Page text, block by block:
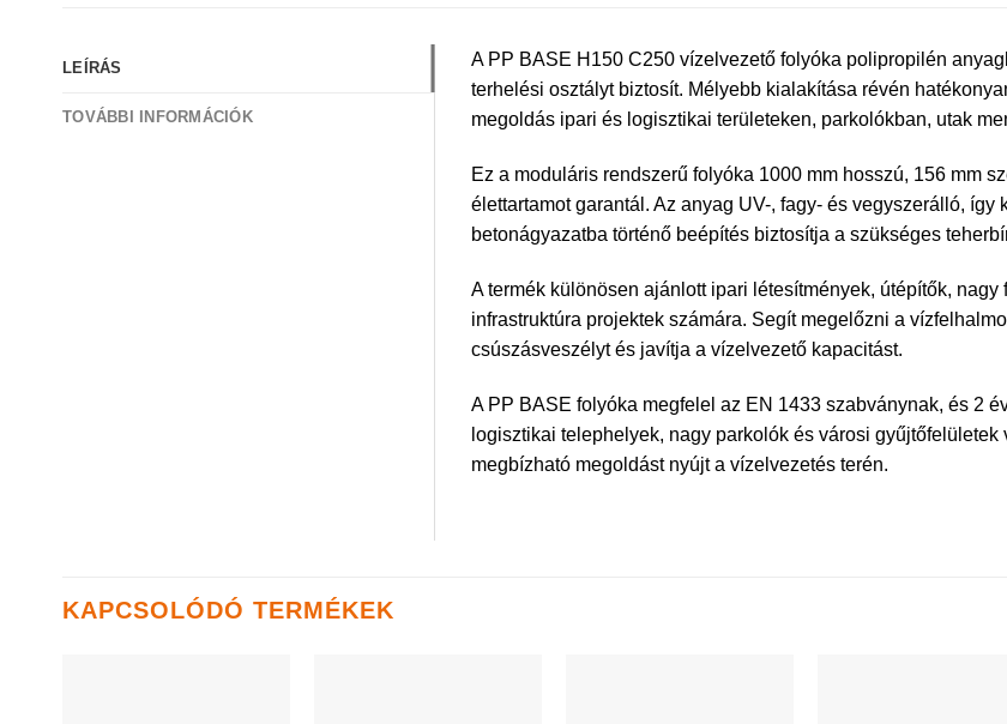
LEÍRÁS
TOVÁBBI INFORMÁCIÓK
A PP BASE H150 C250 vízelvezető folyóka polipropilén
terhelési osztályt biztosít. Mélyebb kialakítása révén
megoldás ipari és logisztikai területeken, parkolókban, utak
Ez a moduláris rendszerű folyóka 1000 mm hosszú, 156 mm
élettartamot garantál. Az anyag UV-, fagy- és vegyszerálló,
betonágyazatba történő beépítés biztosítja a szükséges
A termék különösen ajánlott ipari létesítmények, útépítők,
infrastruktúra projektek számára. Segít megelőzni a
csúszásveszélyt és javítja a vízelvezető kapacitást.
A PP BASE folyóka megfelel az EN 1433 szabványnak, és 2
logisztikai telephelyek, nagy parkolók és városi
megbízható megoldást nyújt a vízelvezetés terén.
KAPCSOLÓDÓ TERMÉKEK